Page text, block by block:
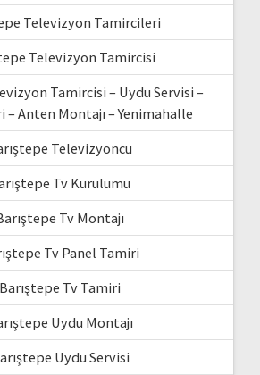
Televizyon Tamircileri
Televizyon Tamircisi
Tamircisi – Uydu Servisi –
– Anten Montajı – Yenimahalle
Televizyoncu
Tv Kurulumu
Tv Montajı
Tv Panel Tamiri
Barıştepe Tv Tamiri
Uydu Montajı
Uydu Servisi